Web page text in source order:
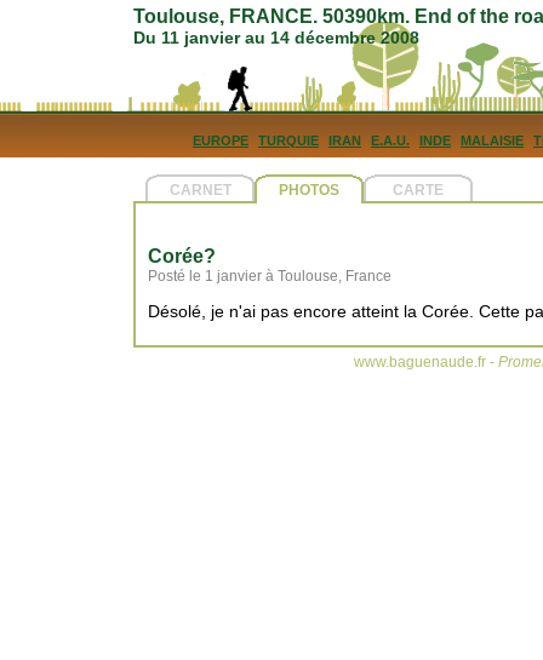
Toulouse, FRANCE. 50390km. End of the
Du 11 janvier au 14 décembre 2008
EUROPE TURQUIE IRAN E.A.U. INDE MALAISIE
CARNET PHOTOS CARTE
Corée?
Posté le 1 janvier à Toulouse, France
Désolé, je n'ai pas encore atteint la Corée. Cette
www.baguenaude.fr -